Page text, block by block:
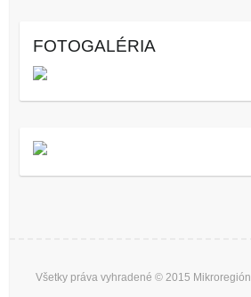
FOTOGALÉRIA
Všetky práva vyhradené © 2015 Mikroregión